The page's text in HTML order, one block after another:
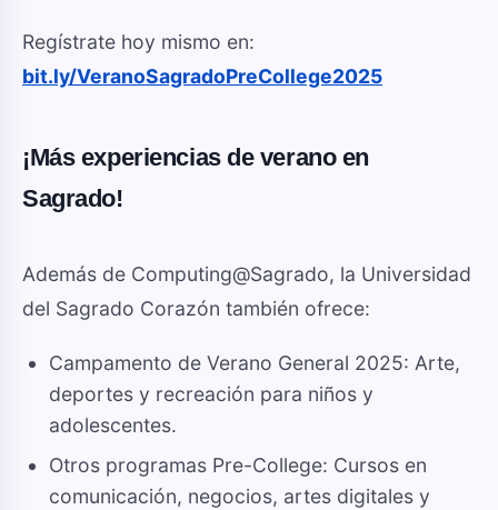
Regístrate hoy mismo en:
bit.ly/VeranoSagradoPreCollege2025
¡Más experiencias de verano en
Sagrado!
Además de Computing@Sagrado, la Universidad
del Sagrado Corazón también ofrece:
Campamento de Verano General 2025: Arte,
deportes y recreación para niños y
adolescentes.
Otros programas Pre-College: Cursos en
comunicación, negocios, artes digitales y